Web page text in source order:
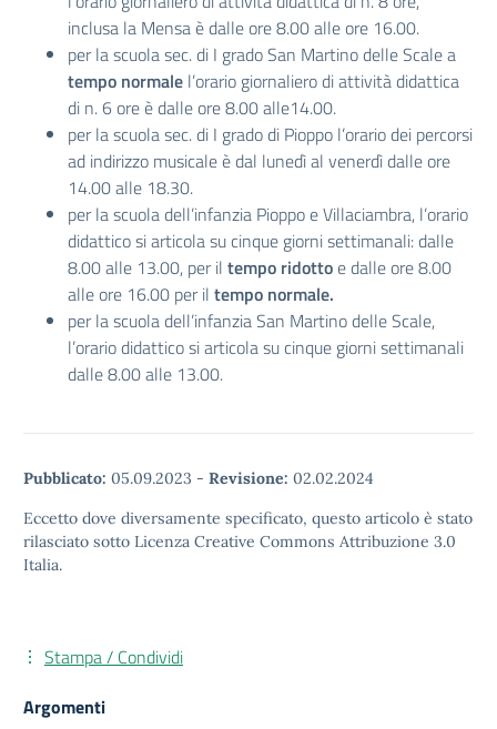
inclusa la Mensa è dalle ore 8.00 alle ore 16.00.
per la scuola sec. di I grado San Martino delle Scale a
tempo normale l’orario giornaliero di attività didattica
di n. 6 ore è dalle ore 8.00 alle14.00.
per la scuola sec. di I grado di Pioppo l’orario dei percorsi
ad indirizzo musicale è dal lunedì al venerdì dalle ore
14.00 alle 18.30.
per la scuola dell’infanzia Pioppo e Villaciambra, l’orario
didattico si articola su cinque giorni settimanali: dalle
8.00 alle 13.00, per il tempo ridottoe dalle ore 8.00
alle ore 16.00 per il tempo normale.
per la scuola dell’infanzia San Martino delle Scale,
l’orario didattico si articola su cinque giorni settimanali
dalle 8.00 alle 13.00.
Pubblicato: 05.09.2023 - Revisione: 02.02.2024
Eccetto dove diversamente specificato, questo articolo è stato
rilasciato sotto Licenza Creative Commons Attribuzione 3.0
Italia.
Stampa / Condividi
Argomenti